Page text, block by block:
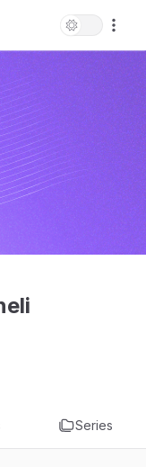
Series